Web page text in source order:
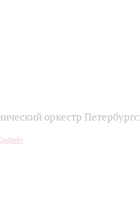
оркестр